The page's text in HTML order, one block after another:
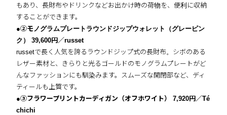
もあり、長財布やドリンクなどお出かけ時の荷物を、便利に収納
することができます。
●②モノグラムプレートラウンドジップウォレット（グレーピン
ク） 39,600円／russet
russetで長く人気を誇るラウンドジップ式の長財布。シボのある
レザー素材と、きらりと光るゴールドのモノグラムプレートがど
んなファッションにも馴染みます。スムーズな開閉部など、ディ
ティールも上質です。
●③フラワープリントカーディガン（オフホワイト） 7,920円／Té
chichi